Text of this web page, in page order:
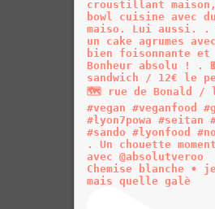
Chemise blanche •
mais quelle galè